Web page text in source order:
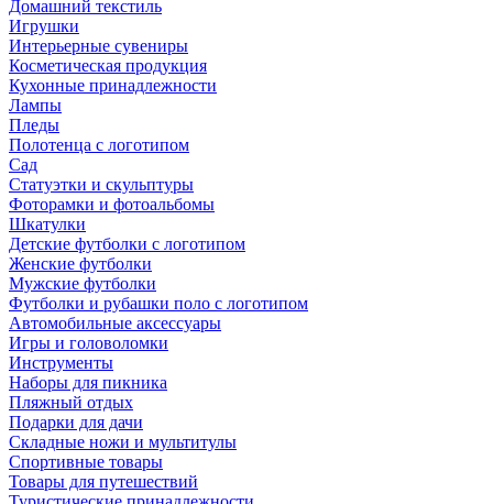
Домашний текстиль
Игрушки
Интерьерные сувениры
Косметическая продукция
Кухонные принадлежности
Лампы
Пледы
Полотенца с логотипом
Сад
Статуэтки и скульптуры
Фоторамки и фотоальбомы
Шкатулки
Детские футболки с логотипом
Женские футболки
Мужские футболки
Футболки и рубашки поло с логотипом
Автомобильные аксессуары
Игры и головоломки
Инструменты
Наборы для пикника
Пляжный отдых
Подарки для дачи
Складные ножи и мультитулы
Спортивные товары
Товары для путешествий